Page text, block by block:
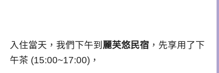
入住當天，我們下午到 麗芙悠民宿 ，先享用了下
午茶 (15:00~17:00)，